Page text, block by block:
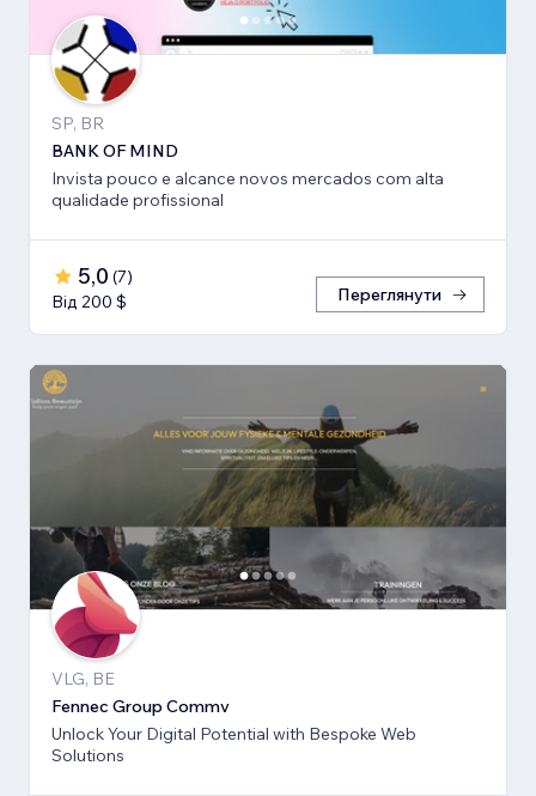
SP, BR
BANK OF MIND
Invista pouco e alcance novos mercados com alta
qualidade profissional
5,0 (7)
Від 200 $
Переглянути
VLG, BE
Fennec Group Commv
Unlock Your Digital Potential with Bespoke Web
Solutions